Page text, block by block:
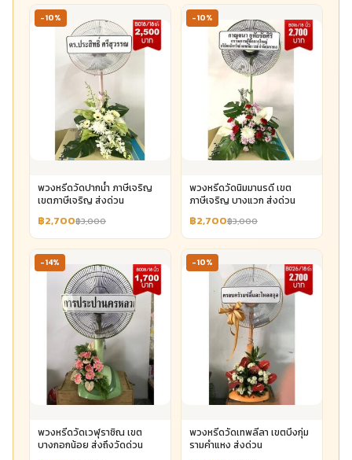
-10%
พวงหรีดวัดปากน้ำ ภาษีเจริญ
เขตภาษีเจริญ ส่งด่วน
฿2,700฿3,000
-10%
พวงหรีดวัดนิมมานรดี เขต
ภาษีเจริญ บางแวก ส่งด่วน
฿2,700฿3,000
-14%
พวงหรีดวัดเวฬุราชิณ เขต
บางกอกน้อย ส่งถึงวัดด่วน
-10%
พวงหรีดวัดเทพลีลา เขตบึงกุ่ม
รามคำแหง ส่งด่วน